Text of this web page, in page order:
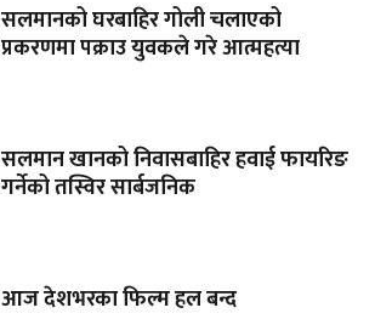
सलमानको घरबाहिर गोली चलाएको
प्रकरणमा पक्राउ युवकले गरे आत्महत्या
सलमान खानको निवासबाहिर हवाई फायरिङ
गर्नेको तस्विर सार्बजनिक
आज देशभरका फिल्म हल बन्द